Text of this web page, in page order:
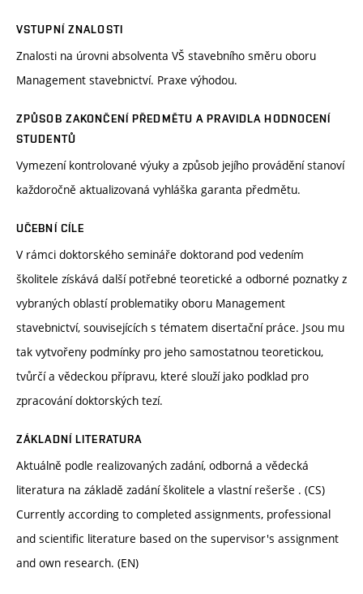
VSTUPNÍ ZNALOSTI
Znalosti na úrovni absolventa VŠ stavebního směru oboru
Management stavebnictví. Praxe výhodou.
ZPŮSOB ZAKONČENÍ PŘEDMĚTU A PRAVIDLA HODNOCENÍ
STUDENTŮ
Vymezení kontrolované výuky a způsob jejího provádění stanoví
každoročně aktualizovaná vyhláška garanta předmětu.
UČEBNÍ CÍLE
V rámci doktorského semináře doktorand pod vedením
školitele získává další potřebné teoretické a odborné poznatky z
vybraných oblastí problematiky oboru Management
stavebnictví, souvisejících s tématem disertační práce. Jsou mu
tak vytvořeny podmínky pro jeho samostatnou teoretickou,
tvůrčí a vědeckou přípravu, které slouží jako podklad pro
zpracování doktorských tezí.
ZÁKLADNÍ LITERATURA
Aktuálně podle realizovaných zadání, odborná a vědecká
literatura na základě zadání školitele a vlastní rešerše . (CS)
Currently according to completed assignments, professional
and scientific literature based on the supervisor's assignment
and own research. (EN)